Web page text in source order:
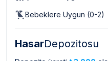
Bebeklere Uygun (0-2)
HasarDepozitosu